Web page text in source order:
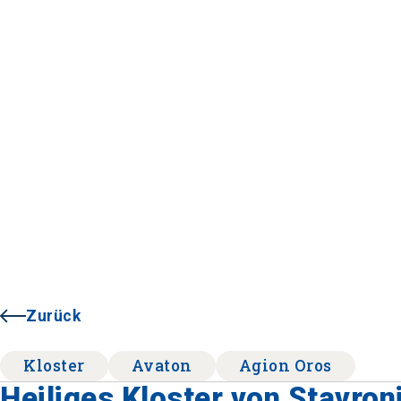
Zurück
Kloster Avaton Agion Oros